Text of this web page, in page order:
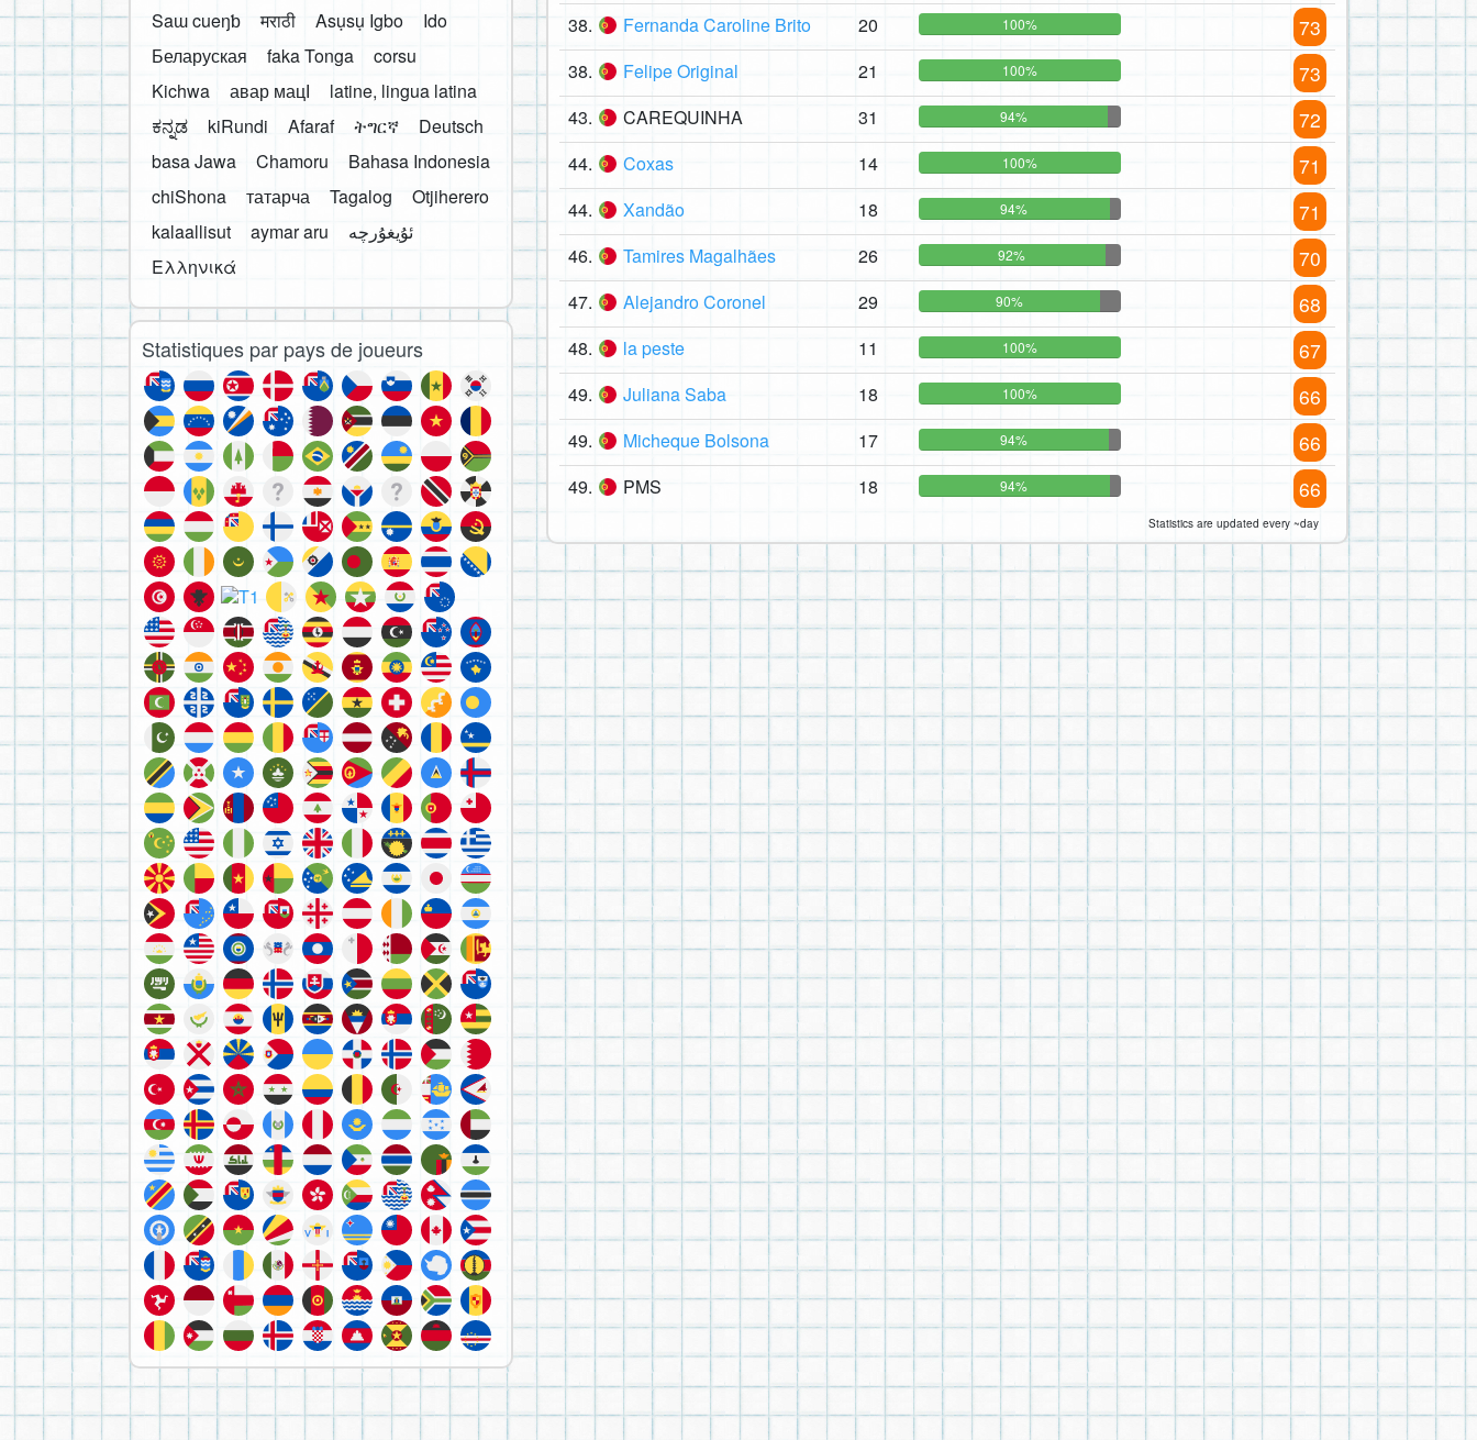
38. Fernanda Caroline Brito 20 100% 73
38. Felipe Original 21 100% 73
43. CAREQUINHA 31 94% 72
44. Coxas 14 100% 71
44. Xandão 18 94% 71
46. Tamires Magalhães 26 92% 70
47. Alejandro Coronel 29 90% 68
48. la peste 11 100% 67
49. Juliana Saba 18 100% 66
49. Micheque Bolsona 17 94% 66
49. PMS 18 94% 66
Statistics are updated every ~day
Saɯ cueŋƅ
मराठी Asụsụ Igbo
Ido
Беларуская
faka Tonga
corsu
Kichwa
авар мацӀ
latine, lingua latina
ಕನ್ನಡ
kiRundi Afaraf ትግርኛ
Deutsch
basa Jawa
Chamoru
Bahasa Indonesia
chiShona
татарча Tagalog
Otjiherero
kalaallisut
aymar aru
Ελληνικά
Statistiques par pays de joueurs